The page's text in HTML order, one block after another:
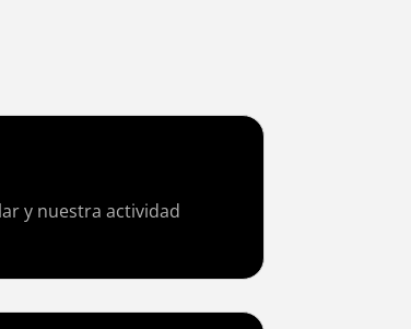
y nuestra actividad